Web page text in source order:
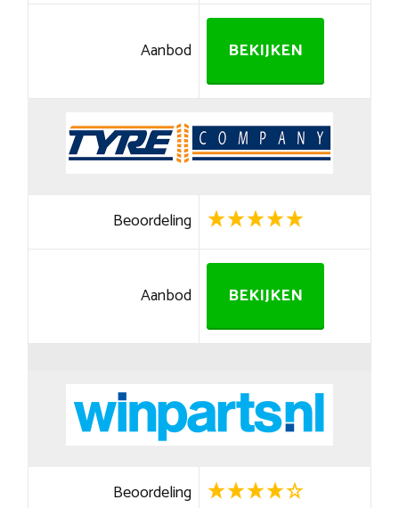
Aanbod BEKIJKEN
Beoordeling
Aanbod BEKIJKEN
Beoordeling